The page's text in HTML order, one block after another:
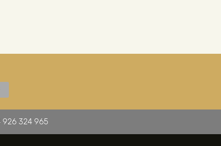
926 324 965